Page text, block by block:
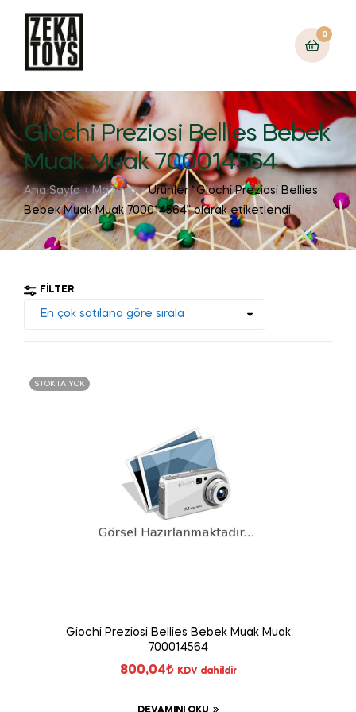
0
Giochi Preziosi Bellies Bebek
Muak Muak 700014564
Ana Sayfa Mağaza
Ürünler “Giochi Preziosi Bellies
Bebek Muak Muak 700014564” olarak etiketlendi
FILTER
STOKTA YOK
Giochi Preziosi Bellies Bebek Muak Muak
700014564
800,04₺ KDV dahildir
DEVAMINI OKU